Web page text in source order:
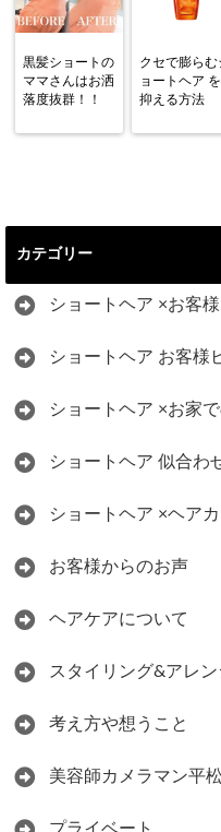
黒髪ショートの
ママさんはお洒
落度抜群！！
クセで膨らむ
ョートヘア を
抑える方法
カテゴリー
ショートヘア ×お客
ショートヘア お客様
ショートヘア ×お家
ショートヘア 似合わ
ショートヘア ×ヘア
お客様からのお声
ヘアケアについて
スタイリング&アレ
考え方や想うこと
美容師カメラマン平
プライベート